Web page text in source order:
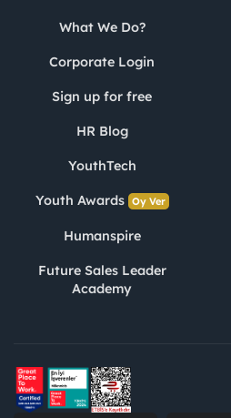
What We Do?
Corporate Login
Sign up for free
HR Blog
YouthTech
Youth Awards Oy Ver
Humanspire
Future Sales Leader
Academy